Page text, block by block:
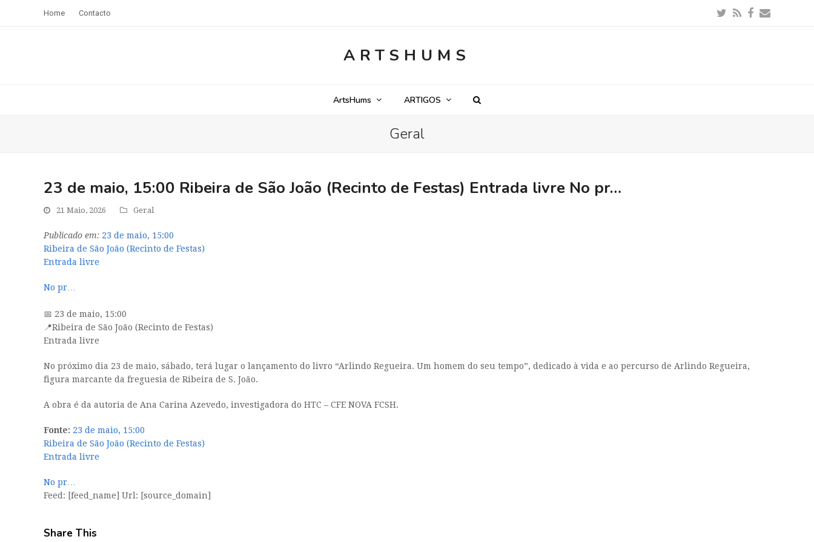
Home Contacto Twitter
RSSFacebook
Email
ARTSHUMS
ArtsHums ARTIGOS
Geral
23 de maio, 15:00 Ribeira de São João (Recinto de Festas) Entrada livre No pr…
21 Maio, 2026 Geral
Publicado em: 23 de maio, 15:00
Ribeira de São João (Recinto de Festas)
Entrada livre
No pr…
📅 23 de maio, 15:00
📍Ribeira de São João (Recinto de Festas)
Entrada livre
No próximo dia 23 de maio, sábado, terá lugar o lançamento do livro “Arlindo Regueira. Um homem do seu tempo”, dedicado à vida e ao percurso de Arlindo Regueira,
figura marcante da freguesia de Ribeira de S. João.
A obra é da autoria de Ana Carina Azevedo, investigadora do HTC – CFE NOVA FCSH.
Fonte: 23 de maio, 15:00
Ribeira de São João (Recinto de Festas)
Entrada livre
No pr…
Feed: [feed_name] Url: [source_domain]
Share This